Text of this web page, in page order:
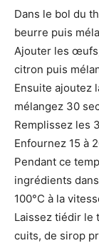
Dans le bol du
beurre puis
Ajouter les
citron puis
Ensuite ajoutez
mélangez 30
Remplissez les
Enfournez 15 à
Pendant ce
ingrédients
100°C à la
Laissez tiédir le
cuits, de sirop